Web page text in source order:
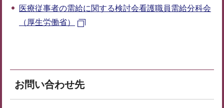
医療従事者の需給に関する検討会看護職員需給分科会
（厚生労働省）
お問い合わせ先